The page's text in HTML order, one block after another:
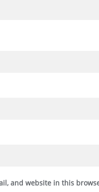
and website in this